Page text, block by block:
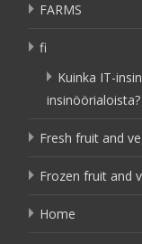
FARMS
fi
Kuinka IT-
insinöörialoista?
Fresh fruit and
Frozen fruit and
Home